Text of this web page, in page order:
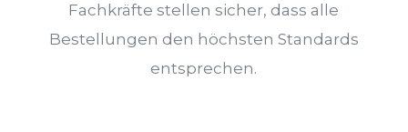
Fachkräfte stellen sicher, dass alle
Bestellungen den höchsten Standards
entsprechen.